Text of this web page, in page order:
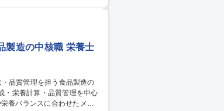
活かし、商品開発を支える
健康食・冷凍食品）
製造の中核職 栄養士
養バランスに合わせたメニ